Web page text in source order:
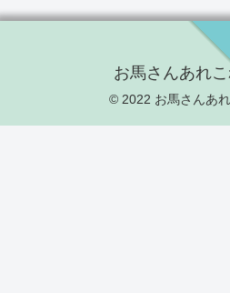
お馬さんあれ
© 2022 お馬さんあ